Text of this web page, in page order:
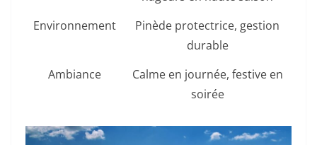
Environnement
Pinède protectrice, gestion
durable
Ambiance
Calme en journée, festive en
soirée